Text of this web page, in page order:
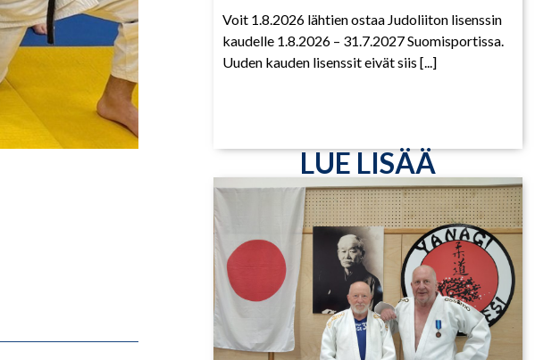
Voit 1.8.2026 lähtien ostaa Judoliiton lisenssin
kaudelle 1.8.2026 – 31.7.2027 Suomisportissa.
Uuden kauden lisenssit eivät siis [...]
LUE LISÄÄ